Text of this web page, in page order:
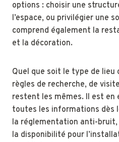
options : choisir une
l’espace, ou privilégier une
comprend également la
et la décoration.
Quel que soit le type de lieu
règles de recherche, de
restent les mêmes. Il est en
toutes les informations dès
la réglementation anti-bruit,
la disponibilité pour